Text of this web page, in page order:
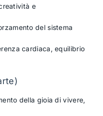
e
del sistema
cardiaca, equilibrio
della gioia di vivere,